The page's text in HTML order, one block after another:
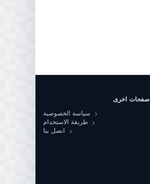
صفحات اخرى
سياسة الخصوصية
طريقة الاستخدام
اتصل بنا